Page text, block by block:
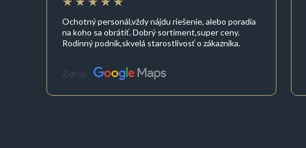
Ochotný personál,vždy nájdu riešenie, alebo poradia
na koho sa obrátiť. Dobrý sortiment,super ceny.
Rodinný podnik,skvelá starostlivosť o zákazníka.
Zdroj: